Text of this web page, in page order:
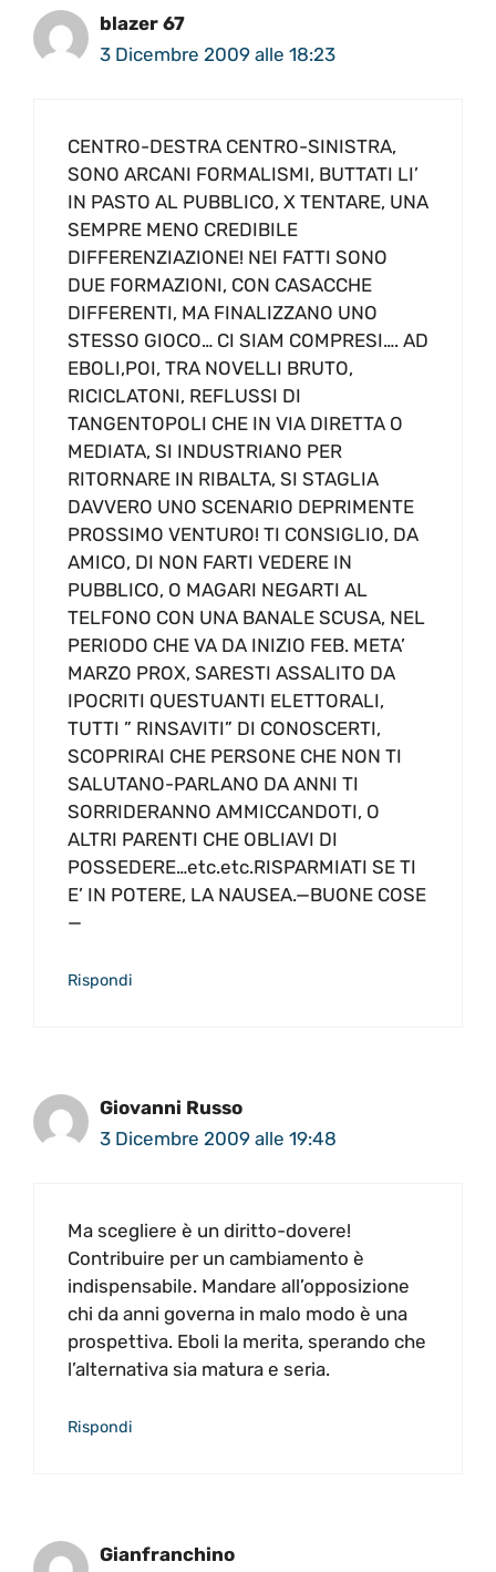
blazer 67
3 Dicembre 2009 alle 18:23
CENTRO-DESTRA CENTRO-SINISTRA,
SONO ARCANI FORMALISMI, BUTTATI LI’
IN PASTO AL PUBBLICO, X TENTARE, UNA
SEMPRE MENO CREDIBILE
DIFFERENZIAZIONE! NEI FATTI SONO
DUE FORMAZIONI, CON CASACCHE
DIFFERENTI, MA FINALIZZANO UNO
STESSO GIOCO… CI SIAM COMPRESI…. AD
EBOLI,POI, TRA NOVELLI BRUTO,
RICICLATONI, REFLUSSI DI
TANGENTOPOLI CHE IN VIA DIRETTA O
MEDIATA, SI INDUSTRIANO PER
RITORNARE IN RIBALTA, SI STAGLIA
DAVVERO UNO SCENARIO DEPRIMENTE
PROSSIMO VENTURO! TI CONSIGLIO, DA
AMICO, DI NON FARTI VEDERE IN
PUBBLICO, O MAGARI NEGARTI AL
TELFONO CON UNA BANALE SCUSA, NEL
PERIODO CHE VA DA INIZIO FEB. META’
MARZO PROX, SARESTI ASSALITO DA
IPOCRITI QUESTUANTI ELETTORALI,
TUTTI ” RINSAVITI” DI CONOSCERTI,
SCOPRIRAI CHE PERSONE CHE NON TI
SALUTANO-PARLANO DA ANNI TI
SORRIDERANNO AMMICCANDOTI, O
ALTRI PARENTI CHE OBLIAVI DI
POSSEDERE…etc.etc.RISPARMIATI SE TI
E’ IN POTERE, LA NAUSEA.—BUONE COSE
—
Rispondi
Giovanni Russo
3 Dicembre 2009 alle 19:48
Ma scegliere è un diritto-dovere!
Contribuire per un cambiamento è
indispensabile. Mandare all’opposizione
chi da anni governa in malo modo è una
prospettiva. Eboli la merita, sperando che
l’alternativa sia matura e seria.
Rispondi
Gianfranchino